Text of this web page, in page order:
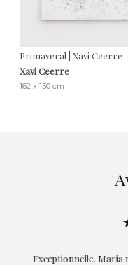
Primaveral | Xavi Ceerre
Xavi Ceerre
162 x 130 cm
Exceptionnelle. Maria